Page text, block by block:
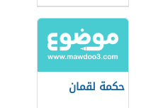
حكمة لقمان